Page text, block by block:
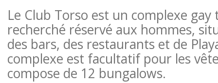
Le Club Torso est un complexe
recherché réservé aux hommes,
des bars, des restaurants et de
complexe est facultatif pour les
compose de 12 bungalows.